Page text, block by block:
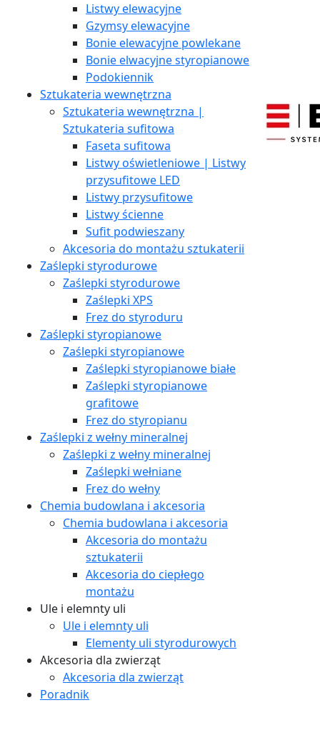
Listwy elewacyjne
Gzymsy elewacyjne
Bonie elewacyjne powlekane
Bonie elwacyjne styropianowe
Podokiennik
Sztukateria wewnętrzna
Sztukateria wewnętrzna |
Sztukateria sufitowa
Faseta sufitowa
Listwy oświetleniowe | Listwy
przysufitowe LED
Listwy przysufitowe
Listwy ścienne
Sufit podwieszany
Akcesoria do montażu sztukaterii
Zaślepki styrodurowe
Zaślepki styrodurowe
Zaślepki XPS
Frez do styroduru
Zaślepki styropianowe
Zaślepki styropianowe
Zaślepki styropianowe białe
Zaślepki styropianowe
grafitowe
Frez do styropianu
Zaślepki z wełny mineralnej
Zaślepki z wełny mineralnej
Zaślepki wełniane
Frez do wełny
Chemia budowlana i akcesoria
Chemia budowlana i akcesoria
Akcesoria do montażu
sztukaterii
Akcesoria do ciepłego
montażu
Ule i elemnty uli
Ule i elemnty uli
Elementy uli styrodurowych
Akcesoria dla zwierząt
Akcesoria dla zwierząt
Poradnik